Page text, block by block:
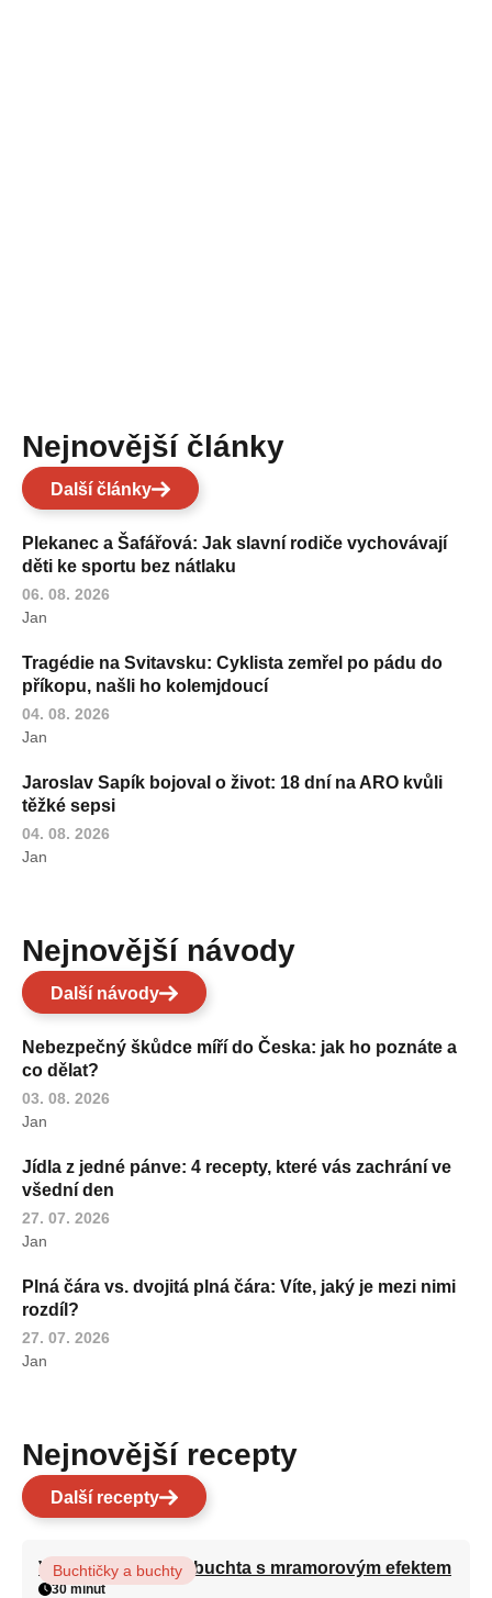
Nejnovější články
Další články
Plekanec a Šafářová: Jak slavní rodiče vychovávají
děti ke sportu bez nátlaku
06. 08. 2026
Jan
Tragédie na Svitavsku: Cyklista zemřel po pádu do
příkopu, našli ho kolemjdoucí
04. 08. 2026
Jan
Jaroslav Sapík bojoval o život: 18 dní na ARO kvůli
těžké sepsi
04. 08. 2026
Jan
Nejnovější návody
Další návody
Nebezpečný škůdce míří do Česka: jak ho poznáte a
co dělat?
03. 08. 2026
Jan
Jídla z jedné pánve: 4 recepty, které vás zachrání ve
všední den
27. 07. 2026
Jan
Plná čára vs. dvojitá plná čára: Víte, jaký je mezi nimi
rozdíl?
27. 07. 2026
Jan
Nejnovější recepty
Další recepty
Vláčná olejová litá buchta s mramorovým efektem
Buchtičky a buchty
30 minut